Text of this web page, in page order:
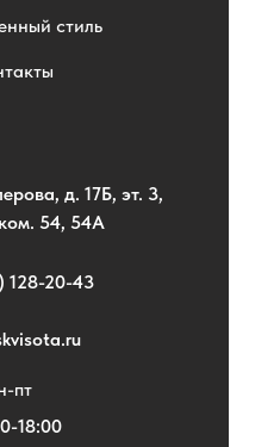
стиль
128-20-43
д. 17Б, эт. 3,
54, 54А
пт
18:00